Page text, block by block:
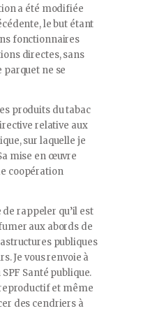
a été modifiée
le but étant
fonctionnaires
directes, sans
parquet ne se
produits du tabac
relative aux
sur laquelle je
mise en œuvre
coopération
rappeler qu’il est
aux abords de
publiques
Je vous renvoie à
Santé publique.
et même
des cendriers à